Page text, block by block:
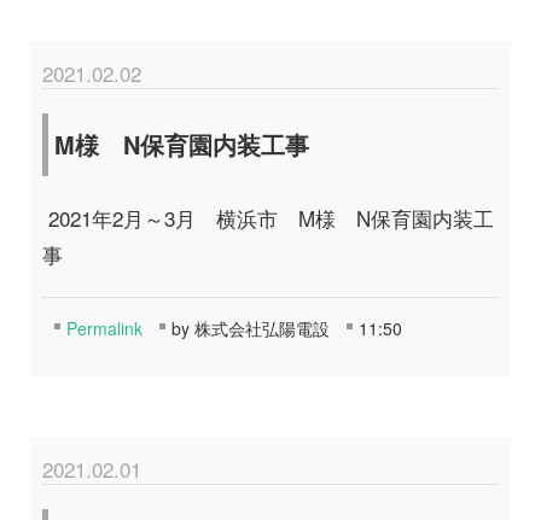
2021.02.02
M様 N保育園内装工事
2021年2月～3月 横浜市 M様 N保育園内装工
事
Permalink by 株式会社弘陽電設 11:50
2021.02.01